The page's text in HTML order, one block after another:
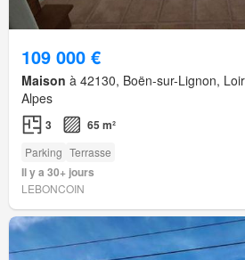
109 000 €
Maison à 42130, Boën-sur-Lignon,
Alpes
3 65 m²
Parking Terrasse
Il y a 30+ jours
LEBONCOIN